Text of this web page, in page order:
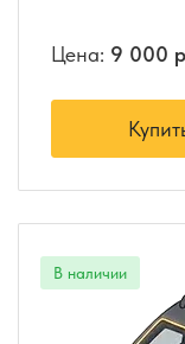
Цена: 9 000